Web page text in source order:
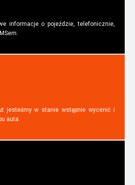
informacje o pojeździe, telefonicznie,
jesteśmy w stanie wstępnie wycenić i
auta.